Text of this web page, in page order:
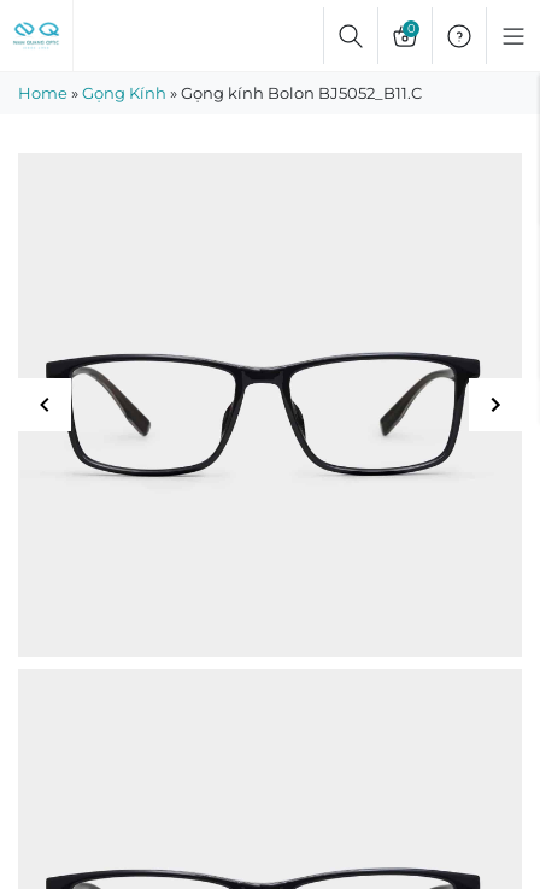
to
0
Home»Gọng Kính »Gọng kính Bolon BJ5052_B11.C